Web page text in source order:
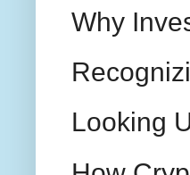
Why
Looking